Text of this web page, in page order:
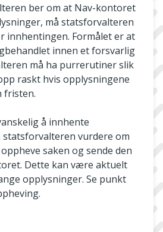
ber om at Nav-­kontoret
må statsforvalteren
innhentingen. Formålet er at
innen et forsvarlig
må ha purrerutiner slik
raskt hvis opplysningene
fristen.
å innhente
statsforvalteren vurdere om
saken og sende den
Dette kan være aktuelt
opplysninger. Se punkt